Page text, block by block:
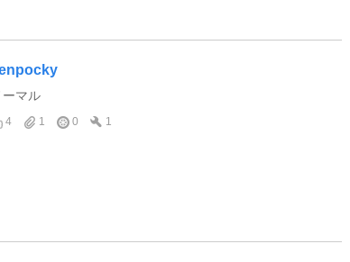
ーマル
4 1 0 1